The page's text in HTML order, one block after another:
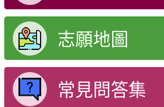
志願地圖
常見問答集